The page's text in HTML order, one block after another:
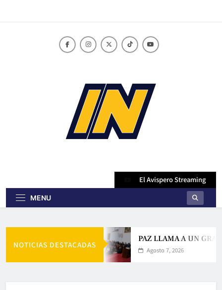
innoticiasbo.com
MENU
El Avispero Streaming
NOTICIAS DESTACADAS
PAZ LLAMA A UN GRAN
Agosto 7, 2026